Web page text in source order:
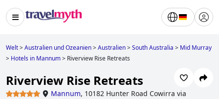
Welt>Australien und Ozeanien>Australien>South Australia > Mid Murray
> Hotels in Mannum> Riverview Rise Retreats
Riverview Rise Retreats
Mannum, 10182 Hunter Road Cowirra via